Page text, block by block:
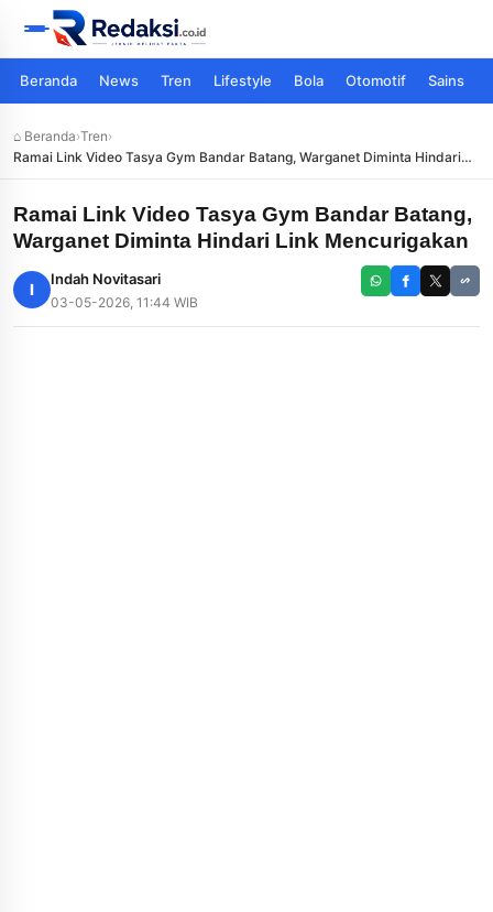
Beranda News Tren Lifestyle Bola Otomotif Sains
⌂ Beranda›Tren›
Ramai Link Video Tasya Gym Bandar Batang, Warganet Diminta Hindari
Link Mencurigakan
Ramai Link Video Tasya Gym Bandar Batang,
Warganet Diminta Hindari Link Mencurigakan
I
Indah Novitasari
03-05-2026, 11:44 WIB